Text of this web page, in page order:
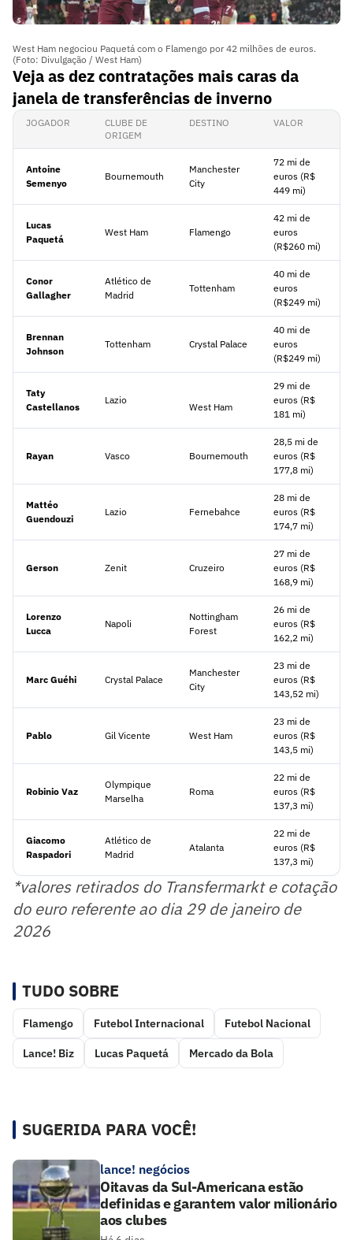
West Ham negociou Paquetá com o Flamengo por 42 milhões de euros.
(Foto: Divulgação / West Ham)
Veja as dez contratações mais caras da
janela de transferências de inverno
JOGADOR
CLUBE DE
ORIGEM
DESTINO VALOR
Antoine
Semenyo
Bournemouth
Manchester
City
72 mi de
euros (R$
449 mi)
Lucas
Paquetá
West Ham Flamengo
42 mi de
euros
(R$260 mi)
Conor
Gallagher
Atlético de
Madrid
Tottenham
40 mi de
euros
(R$249 mi)
Brennan
Johnson
Tottenham Crystal Palace
40 mi de
euros
(R$249 mi)
Taty
Castellanos
Lazio
West Ham
29 mi de
euros (R$
181 mi)
Rayan Vasco Bournemouth
28,5 mi de
euros (R$
177,8 mi)
Mattéo
Guendouzi
Lazio Fernebahce
28 mi de
euros (R$
174,7 mi)
Gerson Zenit Cruzeiro
27 mi de
euros (R$
168,9 mi)
Lorenzo
Lucca
Napoli
Nottingham
Forest
26 mi de
euros (R$
162,2 mi)
Marc Guéhi Crystal Palace
Manchester
City
23 mi de
euros (R$
143,52 mi)
Pablo Gil Vicente West Ham
23 mi de
euros (R$
143,5 mi)
Robinio Vaz
Olympique
Marselha
Roma
22 mi de
euros (R$
137,3 mi)
Giacomo
Raspadori
Atlético de
Madrid
Atalanta
22 mi de
euros (R$
137,3 mi)
*valores retirados do Transfermarkt e cotação
do euro referente ao dia 29 de janeiro de
2026
TUDO SOBRE
Flamengo Futebol Internacional Futebol Nacional
Lance! Biz Lucas Paquetá Mercado da Bola
SUGERIDA PARA VOCÊ!
lance! negócios
Oitavas da Sul-Americana estão
definidas e garantem valor milionário
aos clubes